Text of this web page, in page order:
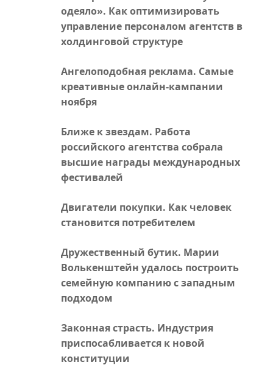
одеяло». Как оптимизировать
управление персоналом агентств в
холдинговой структуре
Ангелоподобная реклама. Самые
креативные онлайн-кампании
ноября
Ближе к звездам. Работа
российского агентства собрала
высшие награды международных
фестивалей
Двигатели покупки. Как человек
становится потребителем
Дружественный бутик. Марии
Волькенштейн удалось построить
семейную компанию с западным
подходом
Законная страсть. Индустрия
приспосабливается к новой
конституции